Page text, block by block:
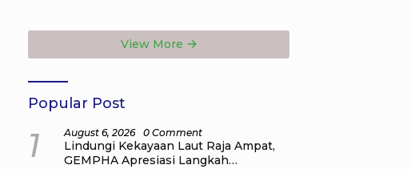
Masa Depan Raja
Natal bagi
Masyarakat
View More
Popular Post
1 August 6, 2026 0 Comment
Lindungi Kekayaan Laut Raja Ampat,
GEMPHA Apresiasi Langkah